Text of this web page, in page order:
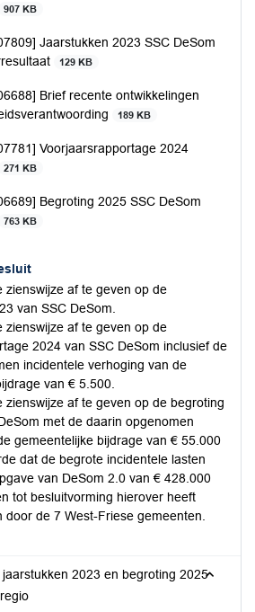
907 KB
Jaarstukken 2023 SSC DeSom
129 KB
Brief recente ontwikkelingen
189 KB
Voorjaarsrapportage 2024
271 KB
Begroting 2025 SSC DeSom
763 KB
zienswijze af te geven op de
van SSC DeSom.
zienswijze af te geven op de
2024 van SSC DeSom inclusief de
incidentele verhoging van de
van € 5.500.
zienswijze af te geven op de begroting
met de daarin opgenomen
gemeentelijke bijdrage van € 55.000
dat de begrote incidentele lasten
van DeSom 2.0 van € 428.000
tot besluitvorming hierover heeft
door de 7 West-Friese gemeenten.
2023 en begroting 2025